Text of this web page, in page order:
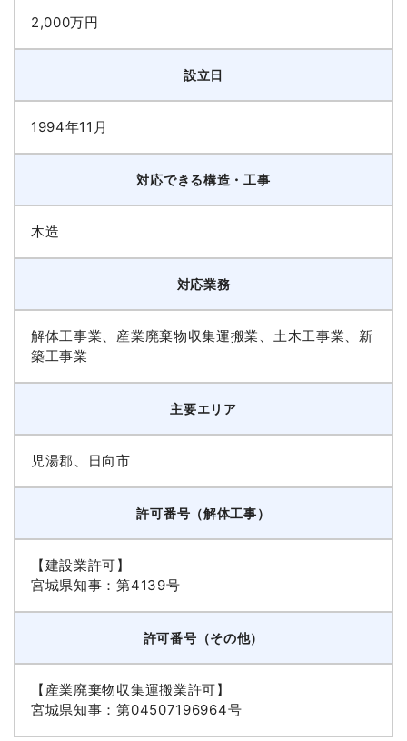
2,000万円
設立日
1994年11月
対応できる構造・工事
木造
対応業務
解体工事業、産業廃棄物収集運搬業、土木工事業、新
築工事業
主要エリア
児湯郡、日向市
許可番号（解体工事）
【建設業許可】
宮城県知事：第4139号
許可番号（その他）
【産業廃棄物収集運搬業許可】
宮城県知事：第04507196964号